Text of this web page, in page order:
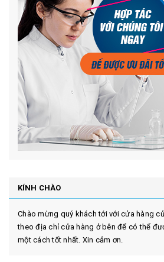
KÍNH CHÀO
Chào mừng quý khách tới với cửa hàng
theo địa chỉ cửa hàng ở bên để có thể
một cách tốt nhất. Xin cảm ơn.